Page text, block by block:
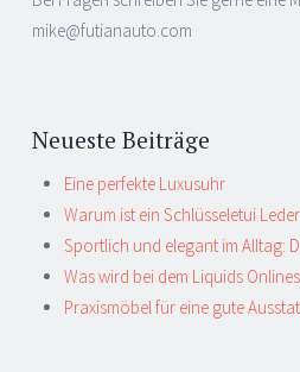
mike@futianauto.com
Neueste Beiträge
Eine perfekte Luxusuhr
Warum ist ein Schlüsseletui
Sportlich und elegant im Alltag:
Was wird bei dem Liquids
Praxismöbel für eine gute